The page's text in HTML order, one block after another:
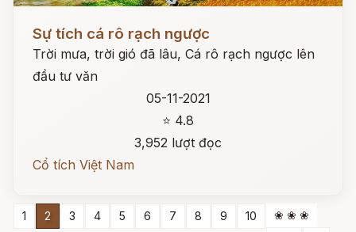
Sự tích cá rô rạch ngược
Trời mưa, trời gió đã lâu, Cá rô rạch ngược lên
đầu tư văn
05-11-2021
⭐ 4.8
3,952 lượt đọc
Cổ tích Việt Nam
1 2 3 4 5 6 7 8 9 10
❀ ❀ ❀